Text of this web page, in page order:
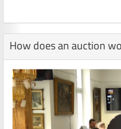
How does an auction